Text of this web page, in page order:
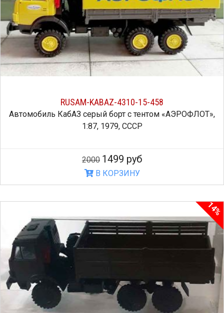
RUSAM-KABAZ-4310-15-458
Автомобиль КабАЗ серый борт с тентом «АЭРОФЛОТ»,
1:87, 1979, СССР
2000 1499 руб
В КОРЗИНУ
14%